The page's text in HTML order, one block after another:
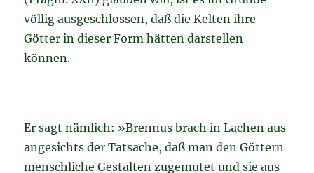
völlig ausgeschlossen, daß die Kelten ihre
Götter in dieser Form hätten darstellen
können.
Er sagt nämlich: »Brennus brach in Lachen aus
angesichts der Tatsache, daß man den Göttern
menschliche Gestalten zugemutet und sie aus